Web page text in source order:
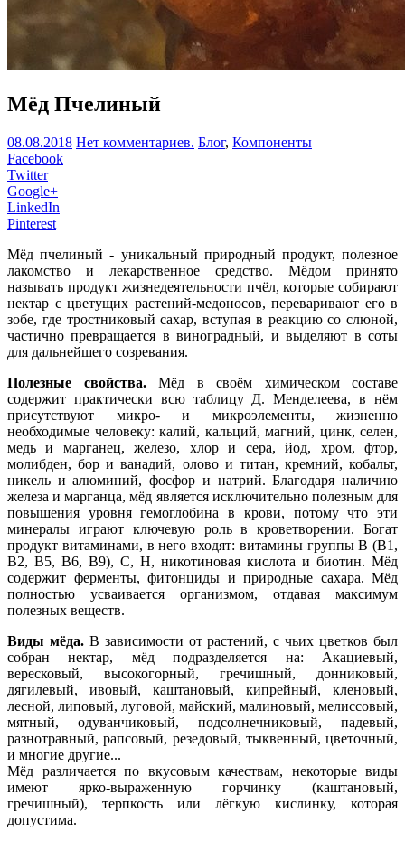
Мёд Пчелиный
08.08.2018 Нет комментариев. Блог, Компоненты
Facebook
Twitter
Google+
LinkedIn
Pinterest
Мёд пчелиный - уникальный природный продукт, полезное
лакомство и лекарственное средство. Мёдом принято
называть продукт жизнедеятельности пчёл, которые собирают
нектар с цветущих растений-медоносов, переваривают его в
зобе, где тростниковый сахар, вступая в реакцию со слюной,
частично превращается в виноградный, и выделяют в соты
для дальнейшего созревания.
Полезные свойства.Мёд в своём химическом составе
содержит практически всю таблицу Д. Менделеева, в нём
присутствуют микро- и микроэлементы, жизненно
необходимые человеку: калий, кальций, магний, цинк, селен,
медь и марганец, железо, хлор и сера, йод, хром, фтор,
молибден, бор и ванадий, олово и титан, кремний, кобальт,
никель и алюминий, фосфор и натрий. Благодаря наличию
железа и марганца, мёд является исключительно полезным для
повышения уровня гемоглобина в крови, потому что эти
минералы играют ключевую роль в кроветворении. Богат
продукт витаминами, в него входят: витамины группы В (В1,
В2, В5, В6, В9), С, Н, никотиновая кислота и биотин. Мёд
содержит ферменты, фитонциды и природные сахара. Мёд
полностью усваивается организмом, отдавая максимум
полезных веществ.
Виды мёда. В зависимости от растений, с чьих цветков был
собран нектар, мёд подразделяется на: Акациевый,
вересковый, высокогорный, гречишный, донниковый,
дягилевый, ивовый, каштановый, кипрейный, кленовый,
лесной, липовый, луговой, майский, малиновый, мелиссовый,
мятный, одуванчиковый, подсолнечниковый, падевый,
разнотравный, рапсовый, резедовый, тыквенный, цветочный,
и многие другие...
Мёд различается по вкусовым качествам, некоторые виды
имеют ярко-выраженную горчинку (каштановый,
гречишный), терпкость или лёгкую кислинку, которая
допустима.